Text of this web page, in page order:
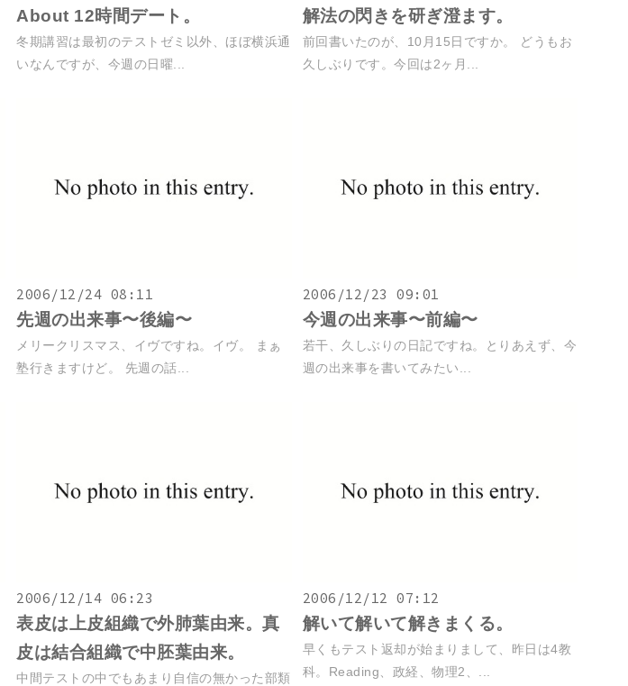
About 12時間デート。
冬期講習は最初のテストゼミ以外、ほぼ横浜通
いなんですが、今週の日曜...
解法の閃きを研ぎ澄ます。
前回書いたのが、10月15日ですか。 どうもお
久しぶりです。今回は2ヶ月...
2006/12/24 08:11
先週の出来事〜後編〜
メリークリスマス、イヴですね。イヴ。 まぁ
塾行きますけど。 先週の話...
2006/12/23 09:01
今週の出来事〜前編〜
若干、久しぶりの日記ですね。とりあえず、今
週の出来事を書いてみたい...
2006/12/14 06:23
表皮は上皮組織で外肺葉由来。真
皮は結合組織で中胚葉由来。
中間テストの中でもあまり自信の無かった部類
2006/12/12 07:12
解いて解いて解きまくる。
早くもテスト返却が始まりまして、昨日は4教
科。Reading、政経、物理2、...